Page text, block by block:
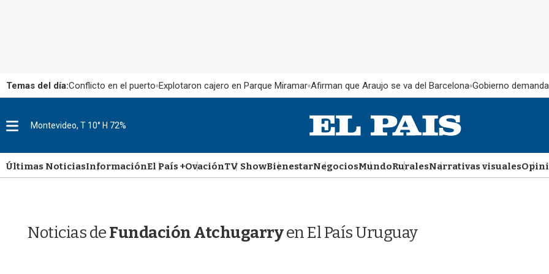
Temas del día:Conflicto en el puerto Explotaron cajero en Parque Miramar Afirman que Araujo se va del Barcelona Gobierno
M
u
Montevideo, T 10° H 72%
Últimas NoticiasInformaciónEl País +OvaciónTV ShowBienestarNegociosMundoRuralesNarrativas visuales
Noticias deFundación Atchugarryen El País Uruguay